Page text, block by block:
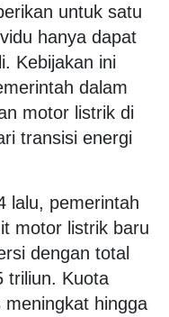
untuk satu
hanya dapat
Kebijakan ini
dalam
motor listrik di
transisi energi
lalu, pemerintah
motor listrik baru
dengan total
triliun. Kuota
hingga